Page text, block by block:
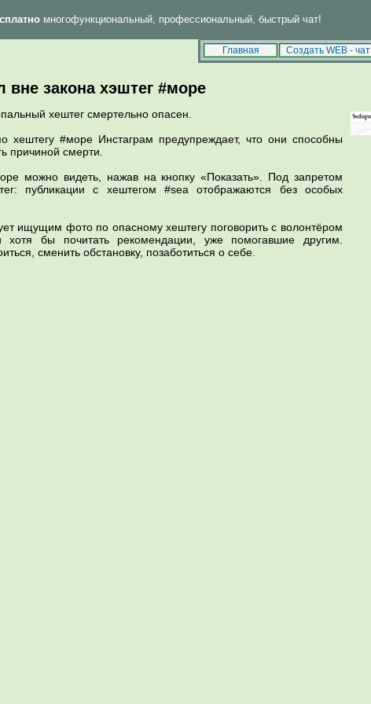
многофункциональный, профессиональный, быстрый чат!
Главная Создать WEB - чат
Впервые у нас? Тогда читайFAQиПравила!
вне закона хэштег #море
хештег смертельно опасен.
хештегу #море Инстаграм предупреждает, что они способны
причиной смерти.
можно видеть, нажав на кнопку «Показать». Под запретом
публикации с хештегом #sea отображаются без особых
ищущим фото по опасному хештегу поговорить с волонтёром
бы почитать рекомендации, уже помогавшие другим.
сменить обстановку, позаботиться о себе.